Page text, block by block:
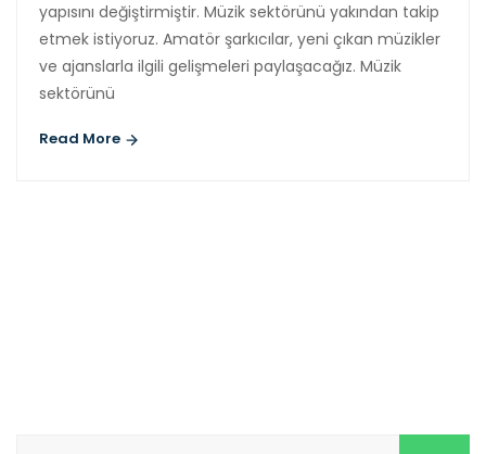
yapısını değiştirmiştir. Müzik sektörünü yakından takip
etmek istiyoruz. Amatör şarkıcılar, yeni çıkan müzikler
ve ajanslarla ilgili gelişmeleri paylaşacağız. Müzik
sektörünü
Read More